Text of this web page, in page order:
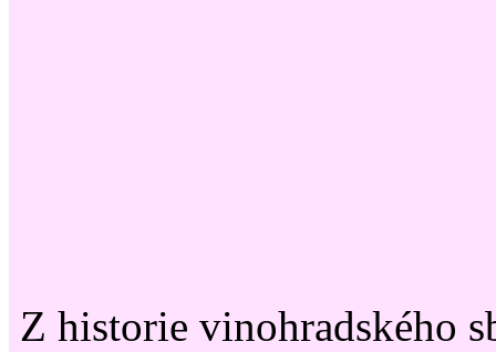
Z historie vinohradského